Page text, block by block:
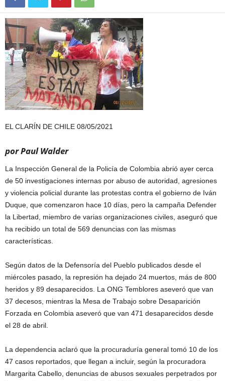
EL CLARÍN DE CHILE 08/05/2021
por Paul Walder
La Inspección General de la Policía de Colombia abrió ayer cerca
de 50 investigaciones internas por abuso de autoridad, agresiones
y violencia policial durante las protestas contra el gobierno de Iván
Duque, que comenzaron hace 10 días, pero la campaña Defender
la Libertad, miembro de varias organizaciones civiles, aseguró que
ha recibido un total de 569 denuncias con las mismas
características.
Según datos de la Defensoría del Pueblo publicados desde el
miércoles pasado, la represión ha dejado 24 muertos, más de 800
heridos y 89 desaparecidos. La ONG Temblores aseveró que van
37 decesos, mientras la Mesa de Trabajo sobre Desaparición
Forzada en Colombia aseveró que van 471 desaparecidos desde
el 28 de abril.
La dependencia aclaró que la procuraduría general tomó 10 de los
47 casos reportados, que llegan a incluir, según la procuradora
Margarita Cabello, denuncias de abusos sexuales perpetrados por